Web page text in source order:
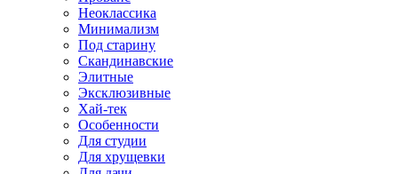
Неоклассика
Минимализм
Под старину
Скандинавские
Элитные
Эксклюзивные
Хай-тек
Особенности
Для студии
Для хрущевки